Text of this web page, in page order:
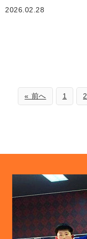
2026.02.28
« 前へ 1 2